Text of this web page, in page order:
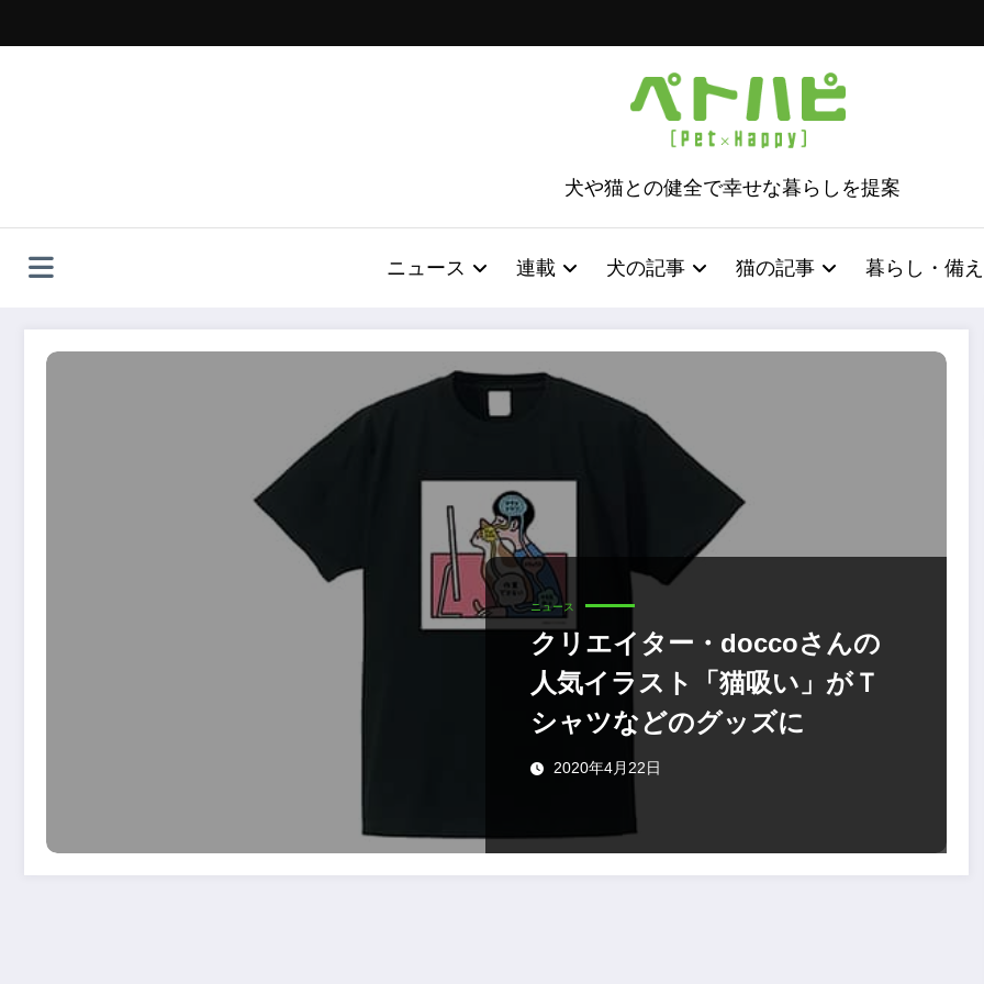
ッ
犬や猫との健全で幸せな暮らしを提案
ニュース 連載 犬の記事 猫の記事 暮らし・備え
ニュース
クリエイター・doccoさんの
人気イラスト「猫吸い」がＴ
シャツなどのグッズに
2020年4月22日